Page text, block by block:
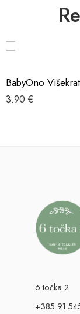
3.90 €
6 točka 2
+385 91